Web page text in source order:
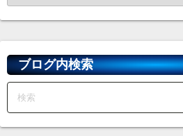
ー
カ
イ
ブブログ内検索